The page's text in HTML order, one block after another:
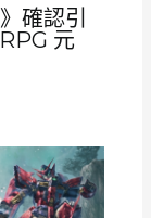
確認引
元